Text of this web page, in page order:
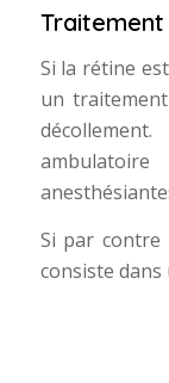
Traitement
Si la rétine
un
Si par contre
consiste dans